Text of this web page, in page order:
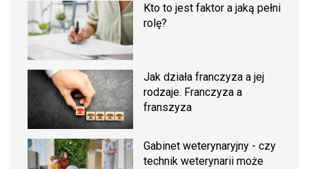
Kto to jest faktor a jaką pełni
rolę?
Jak działa franczyza a jej
rodzaje. Franczyza a
franszyza
Gabinet weterynaryjny - czy
technik weterynarii może